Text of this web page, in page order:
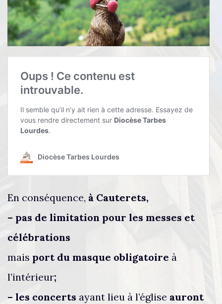
En conséquence, à Cauterets,
– pas de limitation pour les messes et
célébrations
mais port du masque obligatoire à
l’intérieur;
– les concerts ayant lieu à l’église auront